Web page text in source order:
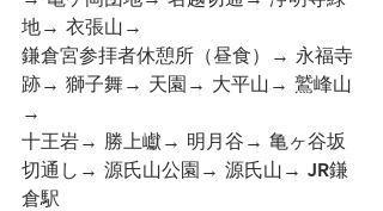
地→ 衣張山→
鎌倉宮参拝者休憩所（昼食）→ 永福寺
跡→ 獅子舞→ 天園→ 大平山→ 鷲峰山
→
十王岩→ 勝上巘→ 明月谷→ 亀ヶ谷坂
切通し→ 源氏山公園→ 源氏山→ JR鎌
倉駅